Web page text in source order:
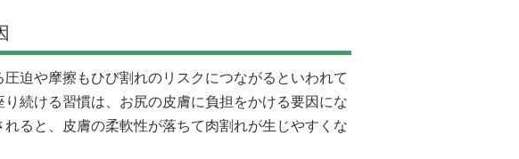
迫や摩擦もひび割れのリスクにつながるといわれて
続ける習慣は、お尻の皮膚に負担をかける要因にな
ると、皮膚の柔軟性が落ちて肉割れが生じやすくな